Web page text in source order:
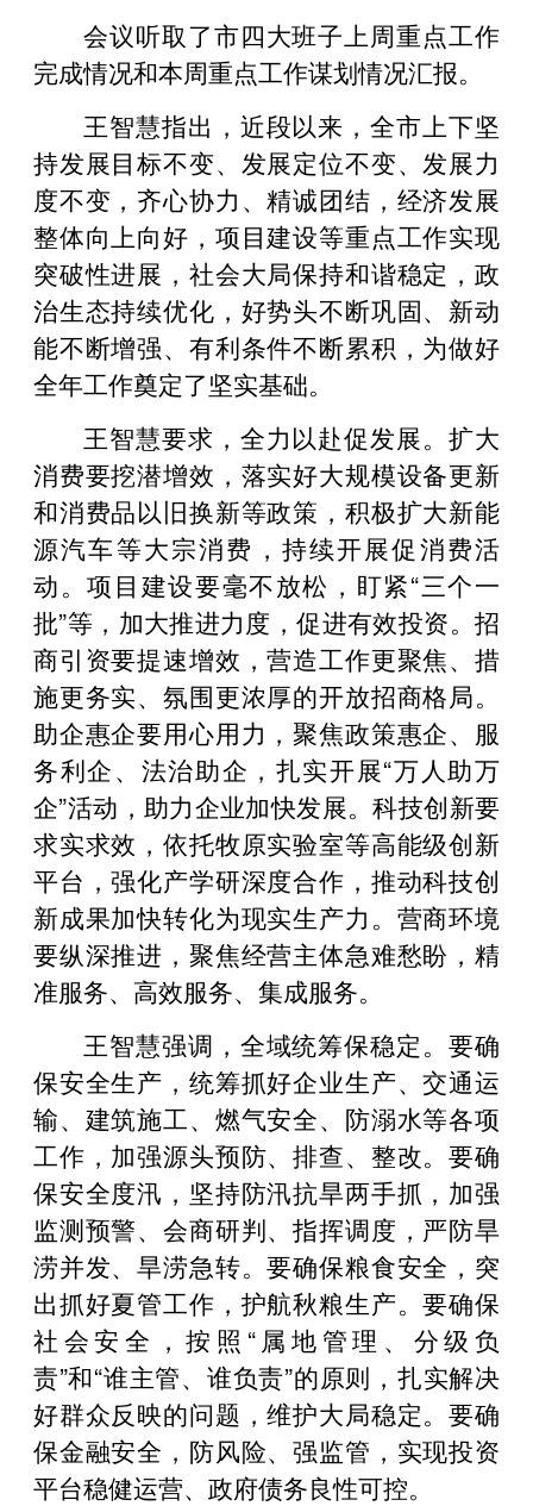
会议听取了市四大班子上周重点工作
完成情况和本周重点工作谋划情况汇报。
王智慧指出，近段以来，全市上下坚
持发展目标不变、发展定位不变、发展力
度不变，齐心协力、精诚团结，经济发展
整体向上向好，项目建设等重点工作实现
突破性进展，社会大局保持和谐稳定，政
治生态持续优化，好势头不断巩固、新动
能不断增强、有利条件不断累积，为做好
全年工作奠定了坚实基础。
王智慧要求，全力以赴促发展。扩大
消费要挖潜增效，落实好大规模设备更新
和消费品以旧换新等政策，积极扩大新能
源汽车等大宗消费，持续开展促消费活
动。项目建设要毫不放松，盯紧“三个一
批”等，加大推进力度，促进有效投资。招
商引资要提速增效，营造工作更聚焦、措
施更务实、氛围更浓厚的开放招商格局。
助企惠企要用心用力，聚焦政策惠企、服
务利企、法治助企，扎实开展“万人助万
企”活动，助力企业加快发展。科技创新要
求实求效，依托牧原实验室等高能级创新
平台，强化产学研深度合作，推动科技创
新成果加快转化为现实生产力。营商环境
要纵深推进，聚焦经营主体急难愁盼，精
准服务、高效服务、集成服务。
王智慧强调，全域统筹保稳定。要确
保安全生产，统筹抓好企业生产、交通运
输、建筑施工、燃气安全、防溺水等各项
工作，加强源头预防、排查、整改。要确
保安全度汛，坚持防汛抗旱两手抓，加强
监测预警、会商研判、指挥调度，严防旱
涝并发、旱涝急转。要确保粮食安全，突
出抓好夏管工作，护航秋粮生产。要确保
社会安全，按照“属地管理、分级负
责”和“谁主管、谁负责”的原则，扎实解决
好群众反映的问题，维护大局稳定。要确
保金融安全，防风险、强监管，实现投资
平台稳健运营、政府债务良性可控。